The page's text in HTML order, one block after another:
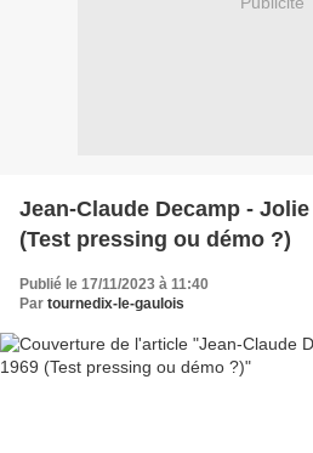
Jean-Claude Decamp -
(Test pressing ou démo ?)
Publié le 17/11/2023 à 11:40
Par tournedix-le-gaulois